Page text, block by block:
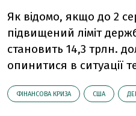
Як відомо, якщо до 2
підвищений ліміт
становить 14,3 трлн.
опинитися в ситуації
ФІНАНСОВА КРИЗА США